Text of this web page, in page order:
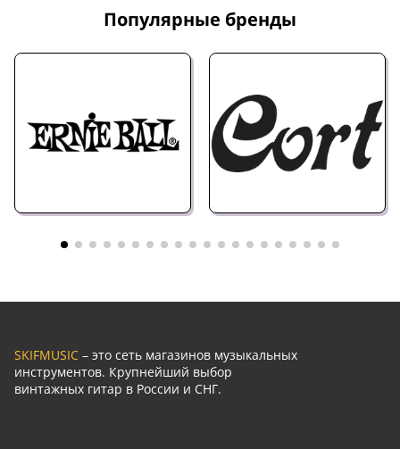
Популярные бренды
SKIFMUSIC – это сеть магазинов музыкальных
инструментов. Крупнейший выбор
винтажных гитар в России и СНГ.